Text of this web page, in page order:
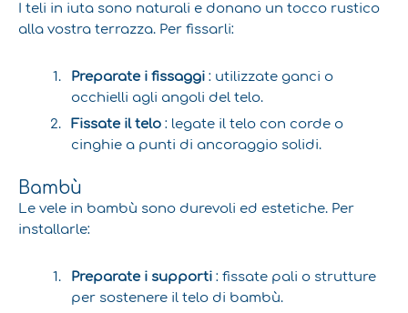
I teli in iuta sono naturali e donano un tocco rustico
alla vostra terrazza. Per fissarli:
Preparate i fissaggi : utilizzate ganci o
occhielli agli angoli del telo.
Fissate il telo : legate il telo con corde o
cinghie a punti di ancoraggio solidi.
Bambù
Le vele in bambù sono durevoli ed estetiche. Per
installarle:
Preparate i supporti : fissate pali o strutture
per sostenere il telo di bambù.